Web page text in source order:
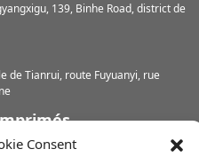
139, Binhe Road, district de
de Tianrui, route Fuyuanyi, rue
rue Yunlin, district de Xishan, Wuxi,
Consent